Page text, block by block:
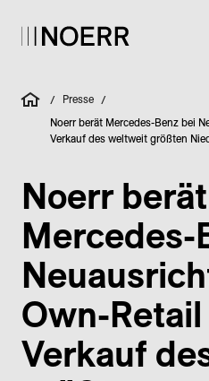
/ Presse /
Noerr berät Mercedes-Benz bei
Verkauf des weltweit größten
Noerr berät
Mercedes-
Own-
Verkauf